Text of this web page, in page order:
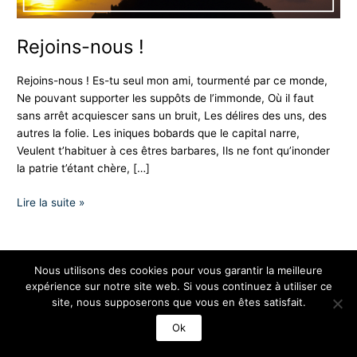
Rejoins-nous !
Rejoins-nous ! Es-tu seul mon ami, tourmenté par ce monde,
Ne pouvant supporter les suppôts de l’immonde, Où il faut
sans arrêt acquiescer sans un bruit, Les délires des uns, des
autres la folie. Les iniques bobards que le capital narre,
Veulent t’habituer à ces êtres barbares, Ils ne font qu’inonder
la patrie t’étant chère, […]
Lire la suite »
Copyright © 2026 Les Nationalistes
Nous utilisons des cookies pour vous garantir la meilleure
expérience sur notre site web. Si vous continuez à utiliser ce
site, nous supposerons que vous en êtes satisfait.
Ok